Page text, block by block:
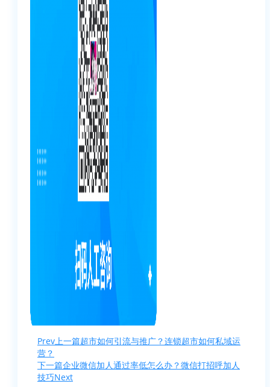
Prev上一篇超市如何引流与推广？连锁超市如何私域运
营？
下一篇企业微信加人通过率低怎么办？微信打招呼加人
技巧Next